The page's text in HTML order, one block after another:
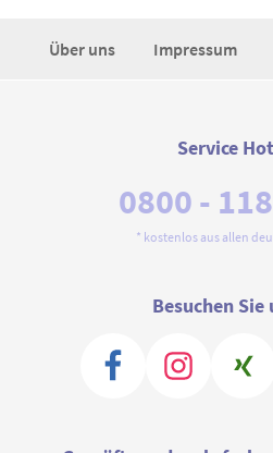
Über uns Impressum
Service
0800 -
* kostenlos aus allen
Besuchen Sie